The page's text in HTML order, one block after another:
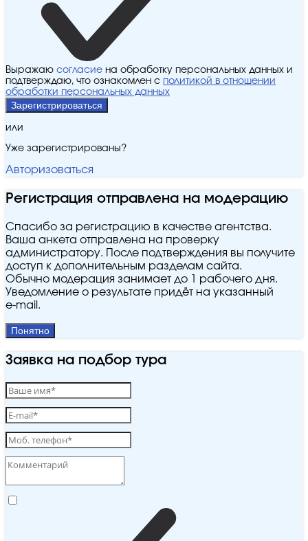
Выражаю согласие на обработку персональных данных и
подтверждаю, что ознакомлен с политикой в отношении
обработки персональных данных
Зарегистрироваться
или
Уже зарегистрированы?
Авторизоваться
Регистрация отправлена на модерацию
Спасибо за регистрацию в качестве агентства.
Ваша анкета отправлена на проверку
администратору. После подтверждения вы получите
доступ к дополнительным разделам сайта.
Обычно модерация занимает до 1 рабочего дня.
Уведомление о результате придёт на указанный
e‑mail.
Понятно
Заявка на подбор тура